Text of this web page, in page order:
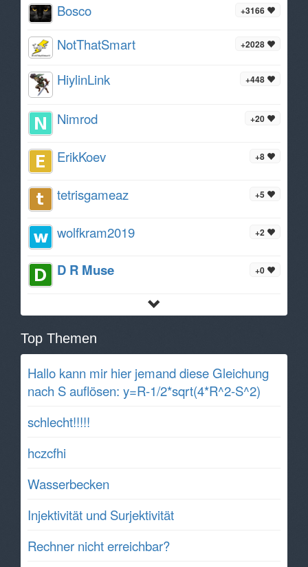
+3166
Bosco
+2028
NotThatSmart
+448
HiylinLink
+20
Nimrod
+8
ErikKoev
+5
tetrisgameaz
+2
wolfkram2019
+0
D R Muse
Top Themen
Hallo kann mir hier jemand diese Gleichung
nach S auflösen: y=R-1/2*sqrt(4*R^2-S^2)
schlecht!!!!!
hczcfhi
Wasserbecken
Injektivität und Surjektivität
Rechner nicht erreichbar?